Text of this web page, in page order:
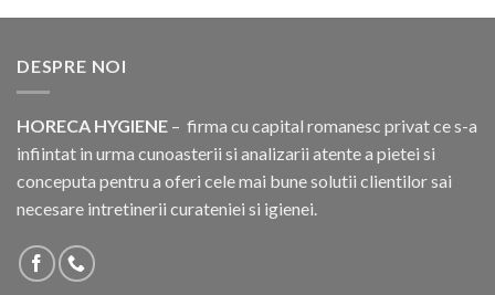
DESPRE NOI
HORECA HYGIENE – firma cu capital romanesc privat ce s-a
infiintat in urma cunoasterii si analizarii atente a pietei si
conceputa pentru a oferi cele mai bune solutii clientilor sai
necesare intretinerii curateniei si igienei.